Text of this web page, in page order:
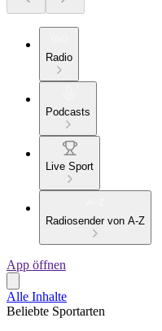
Radio
Podcasts
Live Sport
Radiosender von A-Z
App öffnen
Alle Inhalte
Beliebte Sportarten